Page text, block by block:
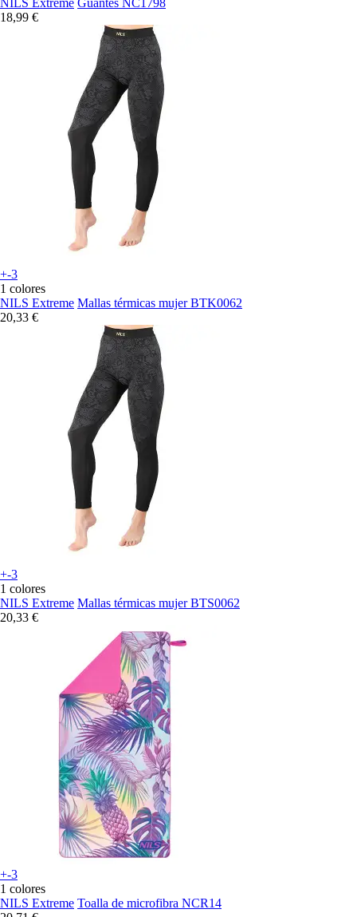
18,99 €
+-3
1 colores
NILS Extreme Mallas térmicas mujer BTK0062
20,33 €
+-3
1 colores
NILS Extreme Mallas térmicas mujer BTS0062
20,33 €
+-3
1 colores
NILS Extreme Toalla de microfibra NCR14